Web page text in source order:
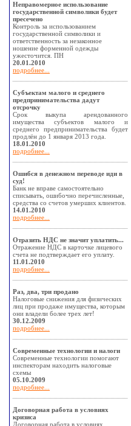
Неправомерное использование
государственной символики будет
пресечено
Контроль за использованием
государственной символики и
ответственность за незаконное
ношение форменной одежды
ужесточится. ПН
20.01.2010
подробнее...
Субъектам малого и среднего
предпринимательства дадут
отсрочку
Срок выкупа арендованного
имущества субъектов малого и
среднего предпринимательства будет
продлён до 1 января 2013 года.
18.01.2010
подробнее...
Ошибся в денежном переводе иди в
суд!
Банк не вправе самостоятельно
списывать, ошибочно перечисленные,
средства со счетов умерших клиентов.
14.01.2010
подробнее...
Отразить НДС не значит уплатить...
Отражение НДС в карточке лицевого
счета не подтверждает его уплату.
11.01.2010
подробнее...
Раз, два, три продано
Налоговые снижения для физических
лиц при продаже имущества, которым
они владели более трех лет!
30.12.2009
подробнее...
Современные технологии и налоги
Современные технологии помогают
инспекторам находить налоговые
схемы
05.10.2009
подробнее...
Договорная работа в условиях
кризиса
Договорная работа в условиях